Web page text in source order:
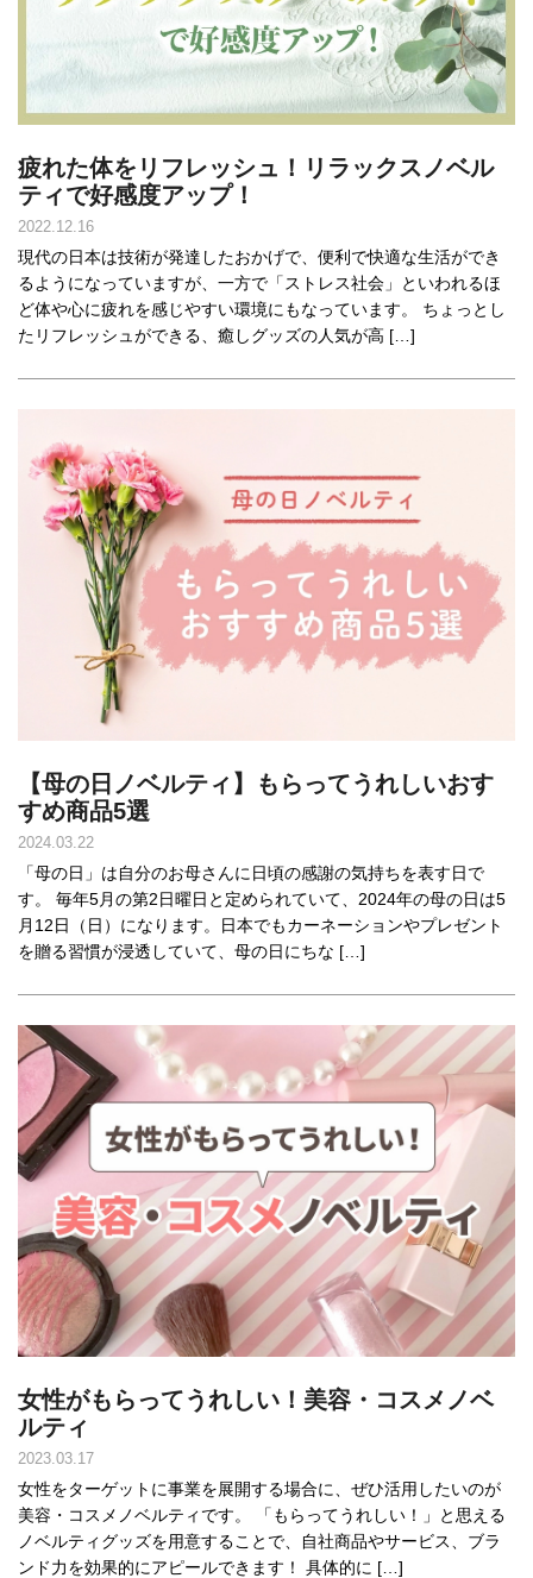
疲れた体をリフレッシュ！リラックスノベル
ティで好感度アップ！
2022.12.16
現代の日本は技術が発達したおかげで、便利で快適な生活ができ
るようになっていますが、一方で「ストレス社会」といわれるほ
ど体や心に疲れを感じやすい環境にもなっています。 ちょっとし
たリフレッシュができる、癒しグッズの人気が高 […]
【母の日ノベルティ】もらってうれしいおす
すめ商品5選
2024.03.22
「母の日」は自分のお母さんに日頃の感謝の気持ちを表す日で
す。 毎年5月の第2日曜日と定められていて、2024年の母の日は5
月12日（日）になります。日本でもカーネーションやプレゼント
を贈る習慣が浸透していて、母の日にちな […]
女性がもらってうれしい！美容・コスメノベ
ルティ
2023.03.17
女性をターゲットに事業を展開する場合に、ぜひ活用したいのが
美容・コスメノベルティです。 「もらってうれしい！」と思える
ノベルティグッズを用意することで、自社商品やサービス、ブラ
ンド力を効果的にアピールできます！ 具体的に […]